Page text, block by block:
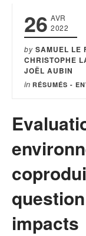
26 AVR
2022
by SAMUEL LE
CHRISTOPHE
JOËL AUBIN
in RÉSUMÉS -
impacts